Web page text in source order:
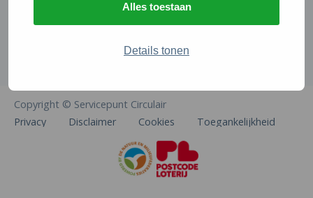
Alles toestaan
Details tonen
info@natuurenmilieufederaties.nl
Copyright © Servicepunt Circulair
Privacy
Disclaimer Cookies Toegankelijkheid